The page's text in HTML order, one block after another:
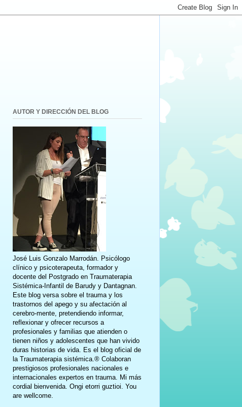
AUTOR Y DIRECCIÓN DEL BLOG
José Luis Gonzalo Marrodán. Psicólogo
clínico y psicoterapeuta, formador y
docente del Postgrado en Traumaterapia
Sistémica-Infantil de Barudy y Dantagnan.
Este blog versa sobre el trauma y los
trastornos del apego y su afectación al
cerebro-mente, pretendiendo informar,
reflexionar y ofrecer recursos a
profesionales y familias que atienden o
tienen niños y adolescentes que han vivido
duras historias de vida. Es el blog oficial de
la Traumaterapia sistémica.® Colaboran
prestigiosos profesionales nacionales e
internacionales expertos en trauma. Mi más
cordial bienvenida. Ongi etorri guztioi. You
are wellcome.